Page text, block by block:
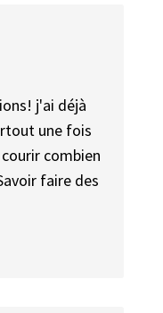
j'ai déjà
une fois
combien
faire des